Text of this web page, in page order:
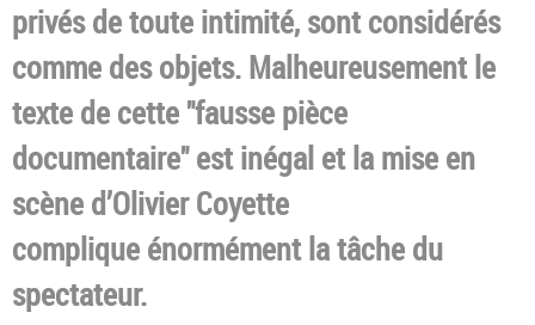
privés de toute intimité, sont considérés
comme des objets. Malheureusement le
texte de cette "fausse pièce
documentaire" est inégal et la mise en
scène d’Olivier Coyette
complique énormément la tâche du
spectateur.